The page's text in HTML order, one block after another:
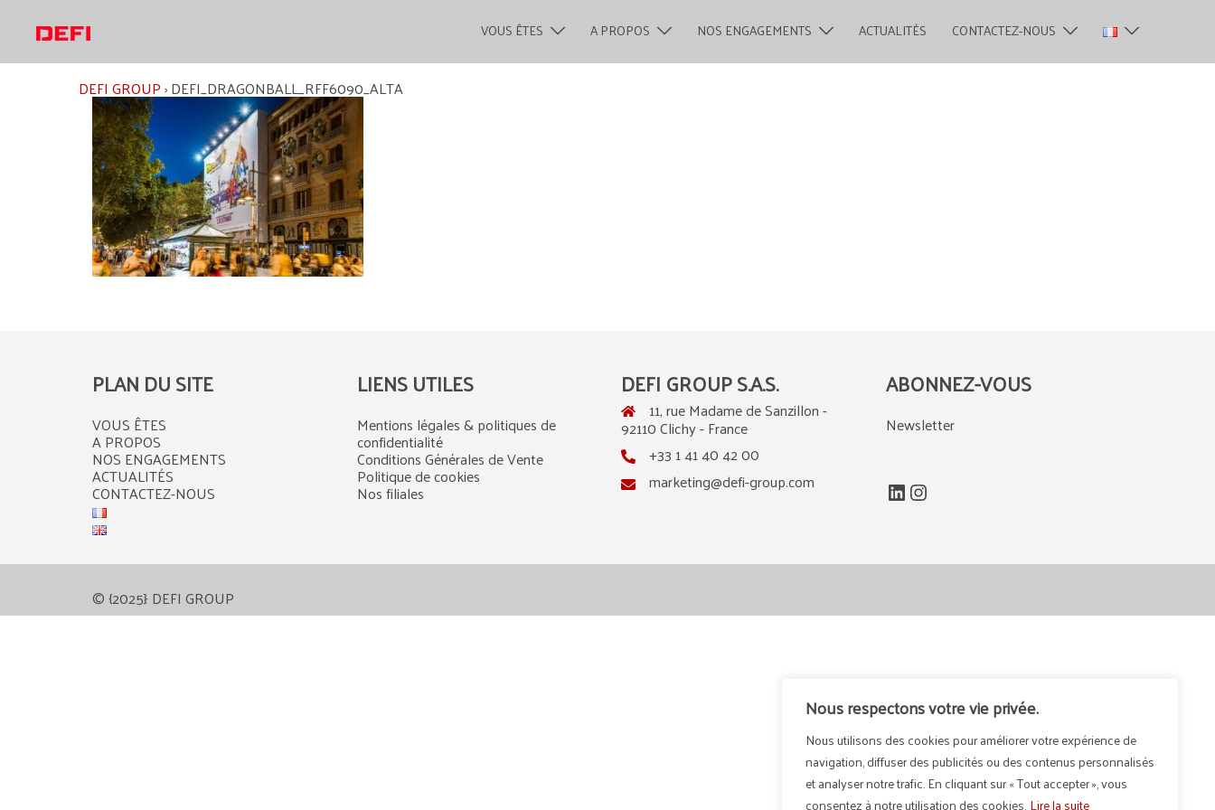
Nous respectons votre vie privée.
Nous utilisons des cookies pour améliorer votre expérience de
navigation, diffuser des publicités ou des contenus personnalisés
et analyser notre trafic. En cliquant sur « Tout accepter », vous
consentez à notre utilisation des cookies. Lire la suite
contenu VOUS ÊTES A PROPOS NOS ENGAGEMENTS ACTUALITÉS CONTACTEZ-NOUS
DEFI GROUP›DEFI_DRAGONBALL_RFF6090_ALTA
PLAN DU SITE
VOUS ÊTES
A PROPOS
NOS ENGAGEMENTS
ACTUALITÉS
CONTACTEZ-NOUS
LIENS UTILES
Mentions légales & politiques de
confidentialité
Conditions Générales de Vente
Politique de cookies
Nos filiales
DEFI GROUP S.A.S.
11, rue Madame de Sanzillon -
92110 Clichy - France
+33 1 41 40 42 00
marketing@defi-group.com
ABONNEZ-VOUS
Newsletter
LinkedIn
Instagram
© {2025} DEFI GROUP